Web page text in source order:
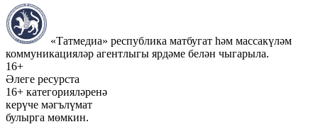
«Татмедиа» республика матбугат һәм массакүләм
коммуникацияләр агентлыгы ярдәме белән чыгарыла.
16+
Әлеге ресурста
16+ категорияләренә
керүче мәгълүмат
булырга мөмкин.